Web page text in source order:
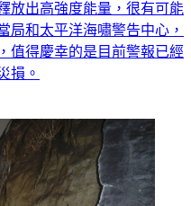
放出高強度能量，很有可能
局和太平洋海嘯警告中心，
值得慶幸的是目前警報已經
損。